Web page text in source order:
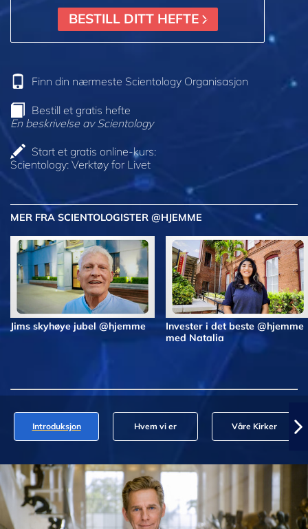
BESTILL DITT HEFTE
Finn din nærmeste Scientology Organisasjon
Bestill et gratis hefte
En beskrivelse av Scientology
Start et gratis online-kurs:
Scientology: Verktøy for Livet
MER FRA SCIENTOLOGISTER @HJEMME
Jims skyhøye jubel @hjemme
Invester i det beste @hjemme
med Natalia
Introduksjon Hvem vi er Våre Kirker